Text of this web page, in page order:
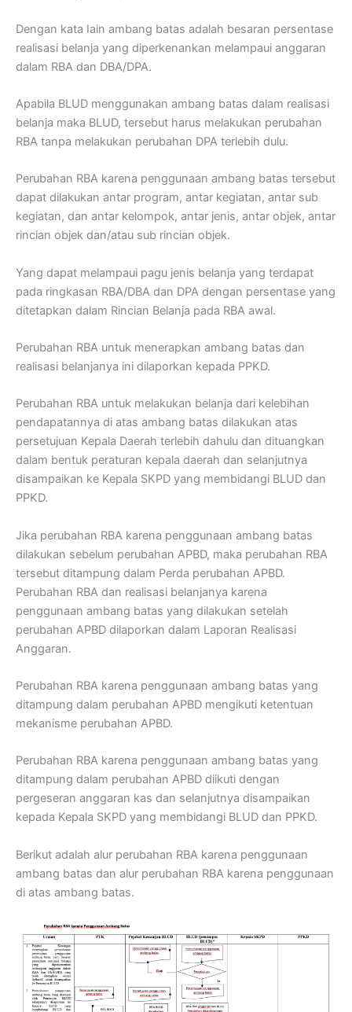
Dengan kata Iain ambang batas adalah besaran persentase
realisasi belanja yang diperkenankan melampaui anggaran
dalam RBA dan DBA/DPA.
Apabila BLUD menggunakan ambang batas dalam realisasi
belanja maka BLUD, tersebut harus melakukan perubahan
RBA tanpa melakukan perubahan DPA terlebih dulu.
Perubahan RBA karena penggunaan ambang batas tersebut
dapat dilakukan antar program, antar kegiatan, antar sub
kegiatan, dan antar kelompok, antar jenis, antar objek, antar
rincian objek dan/atau sub rincian objek.
Yang dapat melampaui pagu jenis belanja yang terdapat
pada ringkasan RBA/DBA dan DPA dengan persentase yang
ditetapkan dalam Rincian Belanja pada RBA awal.
Perubahan RBA untuk menerapkan ambang batas dan
realisasi belanjanya ini dilaporkan kepada PPKD.
Perubahan RBA untuk melakukan belanja dari kelebihan
pendapatannya di atas ambang batas dilakukan atas
persetujuan Kepala Daerah terlebih dahulu dan dituangkan
dalam bentuk peraturan kepala daerah dan selanjutnya
disampaikan ke Kepala SKPD yang membidangi BLUD dan
PPKD.
Jika perubahan RBA karena penggunaan ambang batas
dilakukan sebelum perubahan APBD, maka perubahan RBA
tersebut ditampung dalam Perda perubahan APBD.
Perubahan RBA dan realisasi belanjanya karena
penggunaan ambang batas yang dilakukan setelah
perubahan APBD dilaporkan dalam Laporan Realisasi
Anggaran.
Perubahan RBA karena penggunaan ambang batas yang
ditampung dalam perubahan APBD mengikuti ketentuan
mekanisme perubahan APBD.
Perubahan RBA karena penggunaan ambang batas yang
ditampung dalam perubahan APBD diikuti dengan
pergeseran anggaran kas dan selanjutnya disampaikan
kepada Kepala SKPD yang membidangi BLUD dan PPKD.
Berikut adalah alur perubahan RBA karena penggunaan
ambang batas dan alur perubahan RBA karena penggunaan
di atas ambang batas.